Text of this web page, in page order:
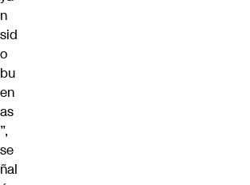
n
sid
o
bu
en
as
”,
se
ñal